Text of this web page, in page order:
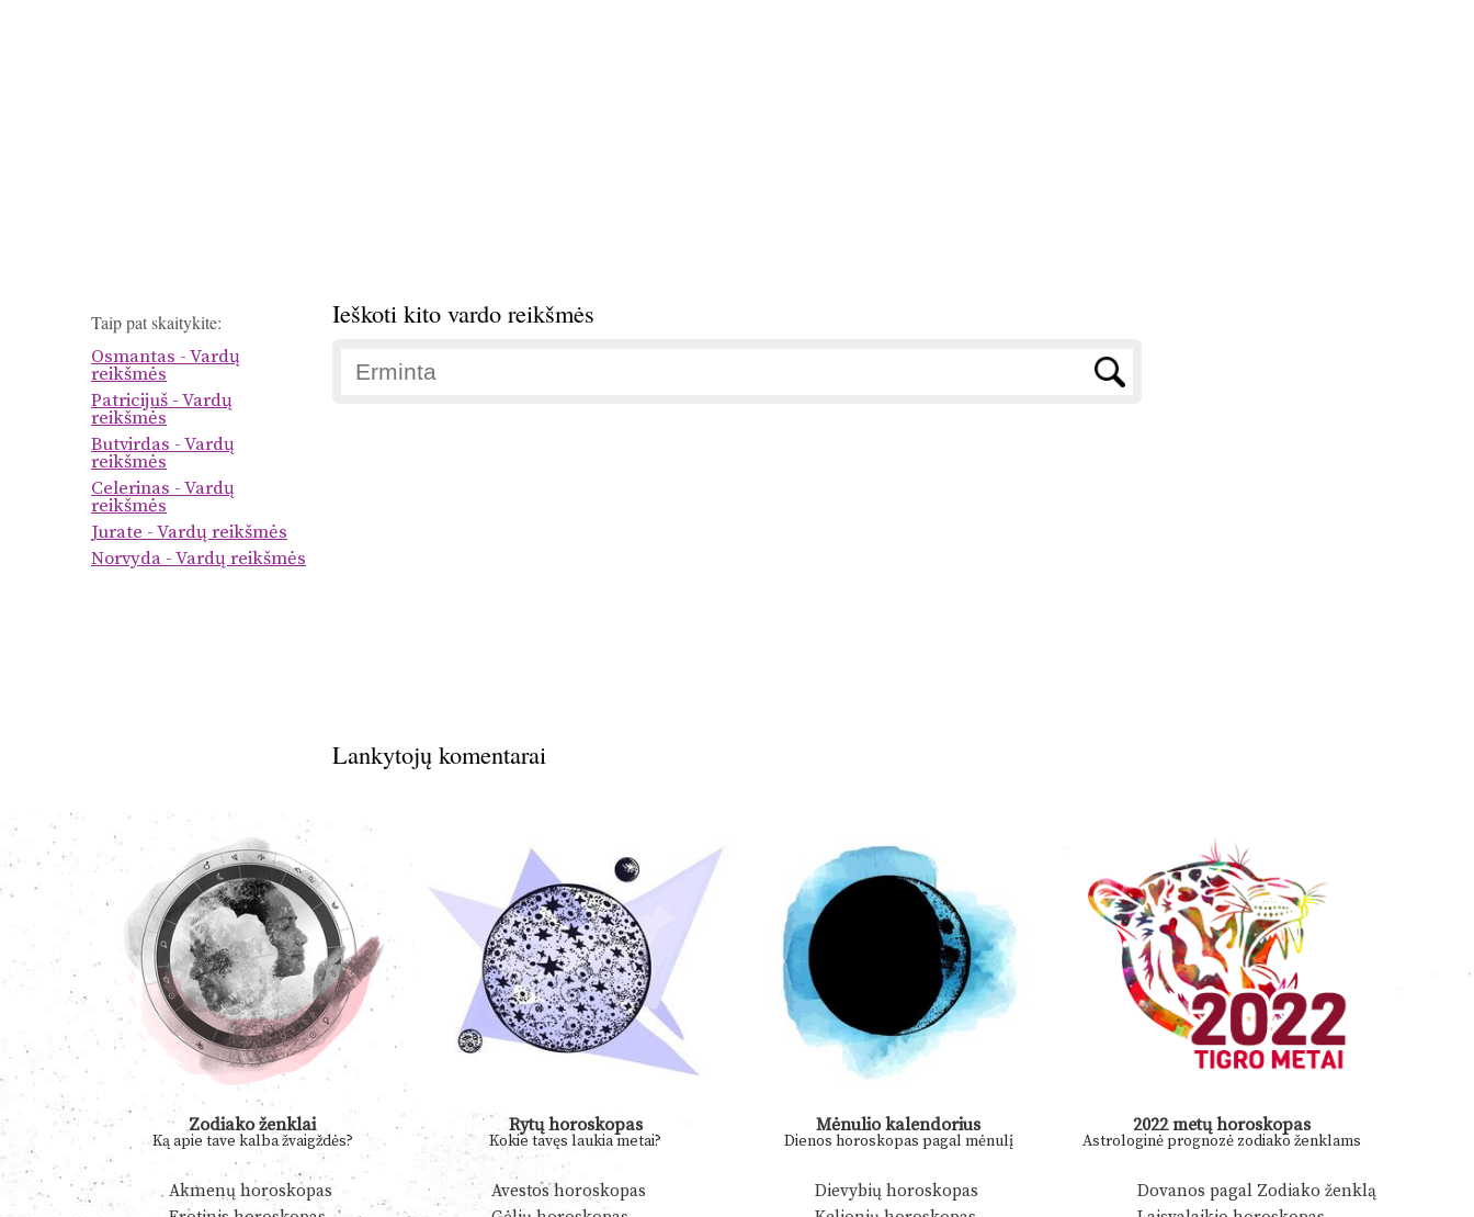
Taip pat skaitykite:
Osmantas - Vardų
reikšmės
Patricijuš - Vardų
reikšmės
Butvirdas - Vardų
reikšmės
Celerinas - Vardų
reikšmės
Jurate - Vardų reikšmės
Norvyda - Vardų reikšmės
Ieškoti kito vardo reikšmės
Lankytojų komentarai
Zodiako ženklai
Ką apie tave kalba žvaigždės?
Rytų horoskopas
Kokie tavęs laukia metai?
Mėnulio kalendorius
Dienos horoskopas pagal mėnulį
2022 metų horoskopas
Astrologinė prognozė zodiako ženklams
Akmenų horoskopas Avestos horoskopas Dievybių horoskopas
Dovanos pagal Zodiako ženklą